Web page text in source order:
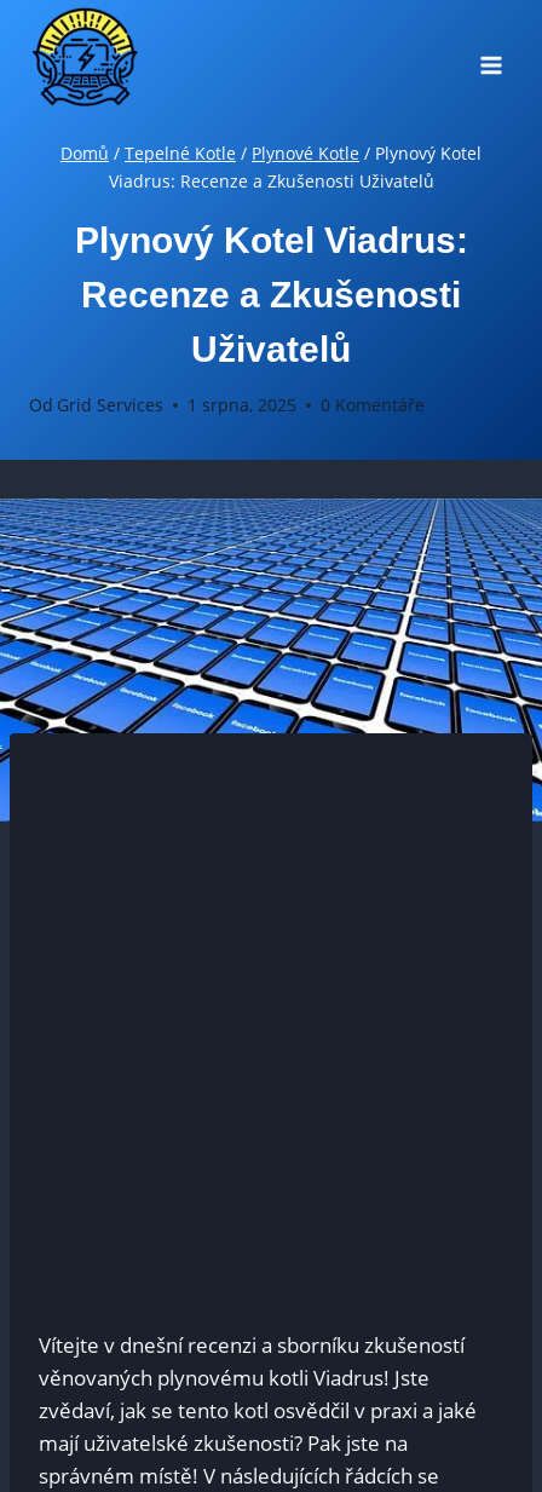
Přeskočit
obsah
Domů / Tepelné Kotle / Plynové Kotle / Plynový Kotel
Viadrus: Recenze a Zkušenosti Uživatelů
Plynový Kotel Viadrus:
Recenze a Zkušenosti
Uživatelů
Od Grid Services 1 srpna, 2025 0 Komentáře
Vítejte v dnešní recenzi a sborníku zkušeností
věnovaných plynovému kotli Viadrus! Jste
zvědaví, jak se tento kotl osvědčil v praxi a jaké
mají uživatelské zkušenosti? Pak jste na
správném místě! V následujících řádcích se